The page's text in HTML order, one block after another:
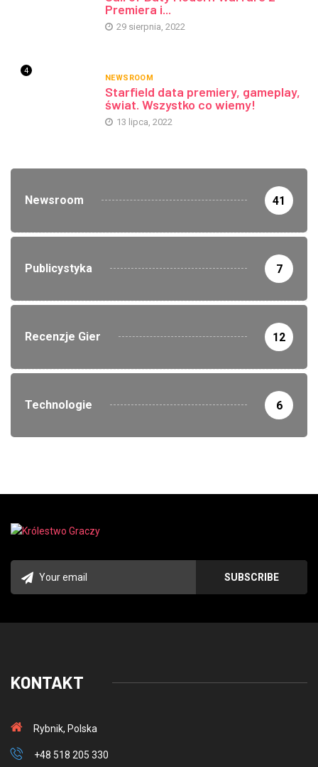
Premiera i...
29 sierpnia, 2022
4
NEWSROOM
Starfield data premiery, gameplay,
świat. Wszystko co wiemy!
13 lipca, 2022
Newsroom 41
Publicystyka 7
Recenzje Gier 12
Technologie 6
KONTAKT
Rybnik, Polska
+48 518 205 330